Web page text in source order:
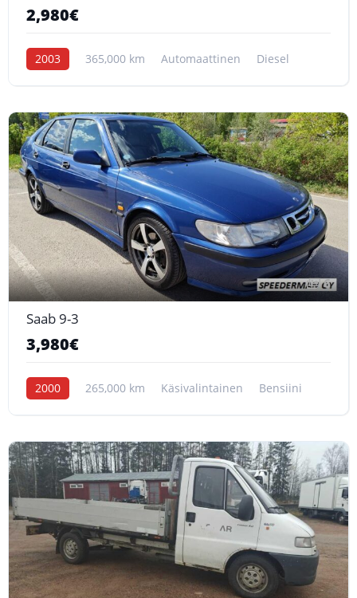
2,980€
2003 365,000 km Automaattinen Diesel
6
Saab 9-3
3,980€
2000 265,000 km Käsivalintainen Bensiini